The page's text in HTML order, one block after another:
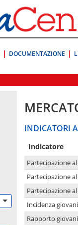
DOCUMENTAZIONE
INDICATORI
Indicatore
Partecipazione
Partecipazione
Partecipazione
Incidenza
Rapporto